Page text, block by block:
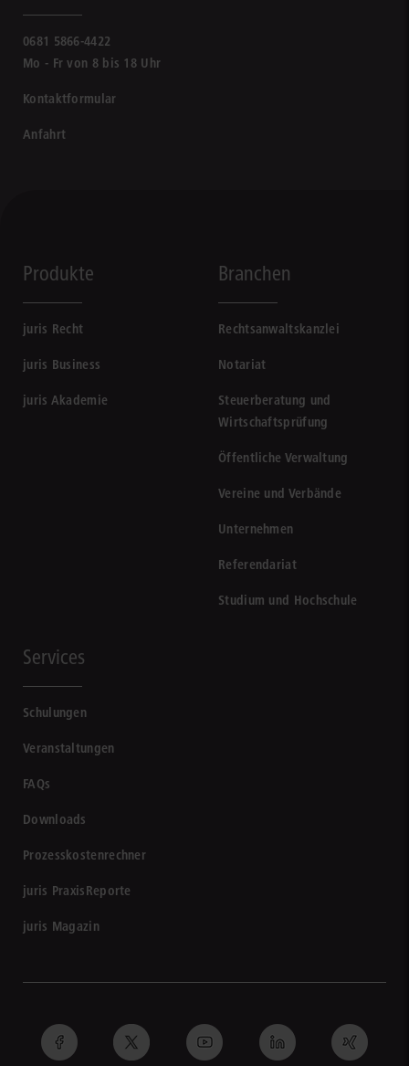
0681 5866-4422
Mo - Fr von 8 bis 18 Uhr
Kontaktformular
Anfahrt
Produkte
juris Recht
juris Business
juris Akademie
Branchen
Rechtsanwaltskanzlei
Notariat
Steuerberatung und
Wirtschaftsprüfung
Öffentliche Verwaltung
Vereine und Verbände
Unternehmen
Referendariat
Studium und Hochschule
Services
Schulungen
Veranstaltungen
FAQs
Downloads
Prozesskostenrechner
juris PraxisReporte
juris Magazin